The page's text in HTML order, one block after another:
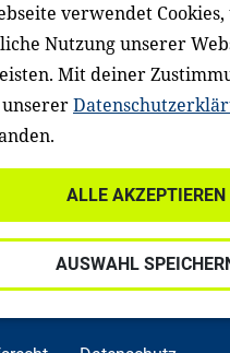
richtet sich
sowie an
und andere
Dafür
Verbänden,
Stiftungen
verwendet
Nutzung unserer
Mit deiner
ALLE AKZEPTIEREN
AUSWAHL